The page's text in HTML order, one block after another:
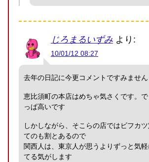
じろまるいずみ より:
10/01/12 08:27
去年の日記に今更コメントですみません
恵比須町の本店はめちゃ気さくです。
っぱ高いです
しかしながら、そこらの店ではビフカ
てのも割とあるので
関西人は、東京人が思うよりずっと気
てる気がします